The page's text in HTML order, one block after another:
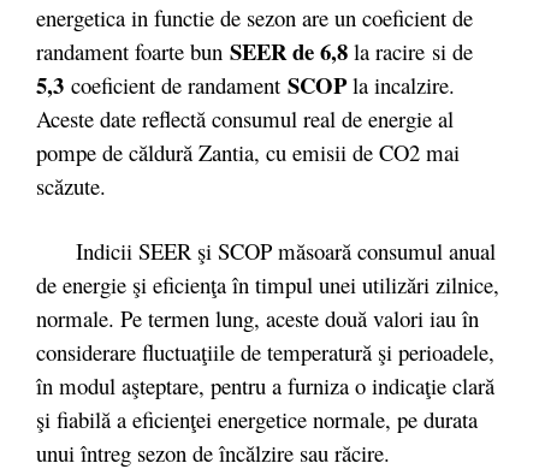
energetica in functie de sezon are un coeficient de
randament foarte bun SEER de 6,8 la racire si de
5,3 coeficient de randament SCOPla incalzire.
Aceste date reflectă consumul real de energie al
pompe de căldură Zantia, cu emisii de CO2 mai
scăzute.
Indicii SEER şi SCOP măsoară consumul anual
de energie şi eficienţa în timpul unei utilizări zilnice,
normale. Pe termen lung, aceste două valori iau în
considerare fluctuaţiile de temperatură şi perioadele,
în modul aşteptare, pentru a furniza o indicaţie clară
şi fiabilă a eficienţei energetice normale, pe durata
unui întreg sezon de încălzire sau răcire.